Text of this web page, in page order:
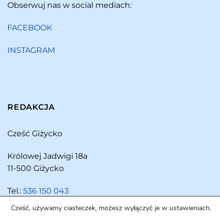
Obserwuj nas w social mediach:
FACEBOOK
INSTAGRAM
REDAKCJA
Cześć Giżycko
Królowej Jadwigi 18a
11-500 Giżycko
Tel.: 536 150 043
Cześć, używamy ciasteczek, możesz wyłączyć je w ustawieniach.